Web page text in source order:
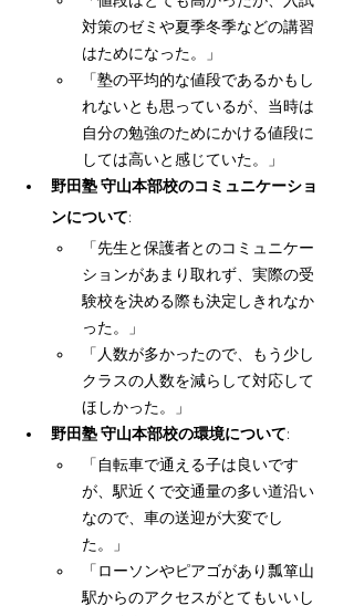
対策のゼミや夏季冬季などの講習
はためになった。」
「塾の平均的な値段であるかもし
れないとも思っているが、当時は
自分の勉強のためにかける値段に
しては高いと感じていた。」
野田塾 守山本部校のコミュニケーショ
ンについて:
「先生と保護者とのコミュニケー
ションがあまり取れず、実際の受
験校を決める際も決定しきれなか
った。」
「人数が多かったので、もう少し
クラスの人数を減らして対応して
ほしかった。」
野田塾 守山本部校の環境について:
「自転車で通える子は良いです
が、駅近くで交通量の多い道沿い
なので、車の送迎が大変でし
た。」
「ローソンやピアゴがあり瓢箪山
駅からのアクセスがとてもいいし